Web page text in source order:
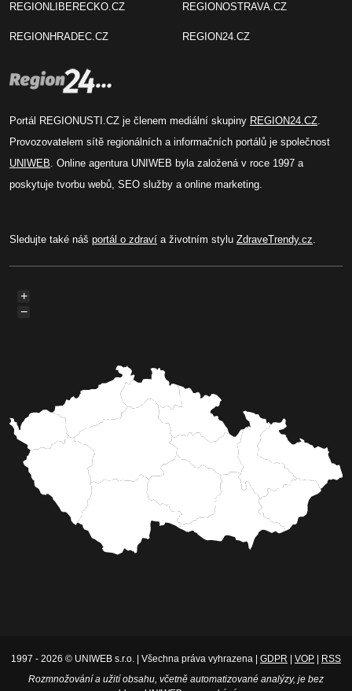
REGIONLIBERECKO.CZ
REGIONHRADEC.CZ
REGIONOSTRAVA.CZ
REGION24.CZ
Portál REGIONUSTI.CZ je členem mediální skupiny REGION24.CZ.
Provozovatelem sítě regionálních a informačních portálů je společnost
UNIWEB. Online agentura UNIWEB byla založená v roce 1997 a
poskytuje tvorbu webů, SEO služby a online marketing.
Sledujte také náš portál o zdraví a životním stylu ZdraveTrendy.cz.
+
−
1997 - 2026 © UNIWEB s.r.o. | Všechna práva vyhrazena | GDPR VOP
RSS
Rozmnožování a užití obsahu, včetně automatizované analýzy, je bez